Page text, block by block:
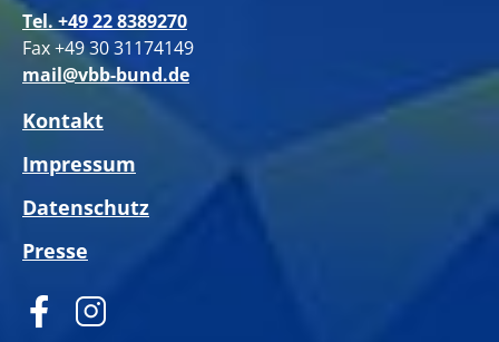
Tel. +49 22 8389270
Fax +49 30 31174149
mail@vbb-bund.de
Kontakt
Impressum
Datenschutz
Presse